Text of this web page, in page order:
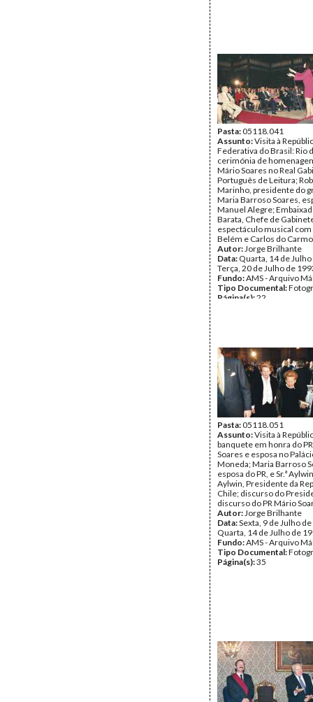
Pasta:05118.041
Assunto:Visita à
Federativa do Brasil: Rio
cerimónia de
Mário Soares no Real
Português de Leitura;
Marinho, presidente do
Maria Barroso Soares,
Manuel Alegre;
Barata, Chefe de
espectáculo musical com
Belém e Carlos do
Autor:Jorge Brilhante
Data: Quarta, 14 de
Terça, 20 de Julho de
Fundo:AMS - Arquivo
Tipo Documental:
Página(s):22
Pasta:05118.051
Assunto:Visita à
banquete em honra do
Soares e esposa no
Moneda; Maria Barroso
esposa do PR, e Sr.ª
Aylwin, Presidente da
Chile; discurso do
discurso do PR Mário
Autor:Jorge Brilhante
Data:Sexta, 9 de Julho
Quarta, 14 de Julho de
Fundo:AMS - Arquivo
Tipo Documental:
Página(s):35